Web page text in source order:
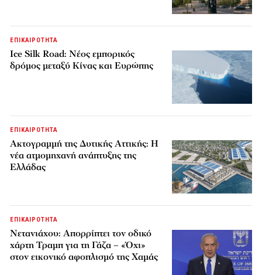
ΕΠΙΚΑΙΡΟΤΗΤΑ
Ice Silk Road: Nέος εμπορικός
δρόμος μεταξύ Κίνας και Ευρώπης
ΕΠΙΚΑΙΡΟΤΗΤΑ
Ακτογραμμή της Δυτικής Αττικής: Η
νέα ατμομηχανή ανάπτυξης της
Ελλάδας
ΕΠΙΚΑΙΡΟΤΗΤΑ
Νετανιάχου: Απορρίπτει τον οδικό
χάρτη Τραμπ για τη Γάζα – «Όχι»
στον εικονικό αφοπλισμό της Χαμάς